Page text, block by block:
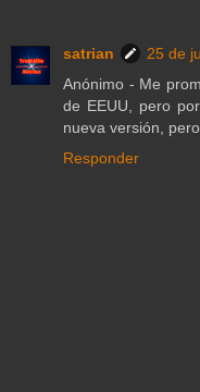
satrian
25 de
Anónimo - Me
de EEUU, pero
nueva versión,
Responder